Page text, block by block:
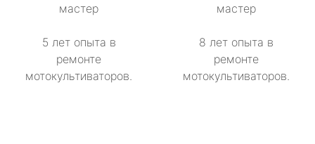
мастер
5 лет опыта в
ремонте
мотокультиваторов.
мастер
8 лет опыта в
ремонте
мотокультиваторов.